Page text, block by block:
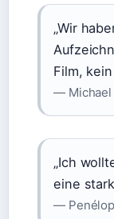
„Wir
Film,
— Michael
„Ich
eine
—